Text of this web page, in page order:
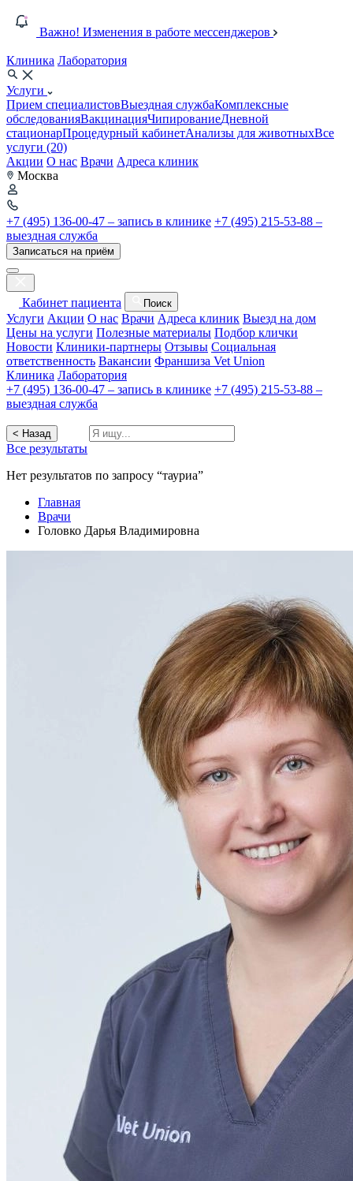
Важно! Изменения в работе мессенджеров
Клиника Лаборатория
Услуги
Прием специалистовВыездная службаКомплексные
обследованияВакцинацияЧипированиеДневной
стационарПроцедурный кабинетАнализы для животныхВсе
услуги (20)
Акции О нас Врачи Адреса клиник
Москва
+7 (495) 136-00-47 – запись в клинике +7 (495) 215-53-88 –
выездная служба
Записаться на приём
Кабинет пациента Поиск
Услуги Акции О нас Врачи Адреса клиник Выезд на дом
Цены на услуги Полезные материалы Подбор клички
Новости Клиники-партнеры Отзывы Социальная
ответственность Вакансии Франшиза Vet Union
Клиника Лаборатория
+7 (495) 136-00-47 – запись в клинике +7 (495) 215-53-88 –
выездная служба
< Назад
Все результаты
Нет результатов по запросу “тауриа”
Главная
Врачи
Головко Дарья Владимировна